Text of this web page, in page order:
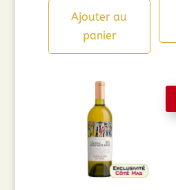
Ajouter au
panier